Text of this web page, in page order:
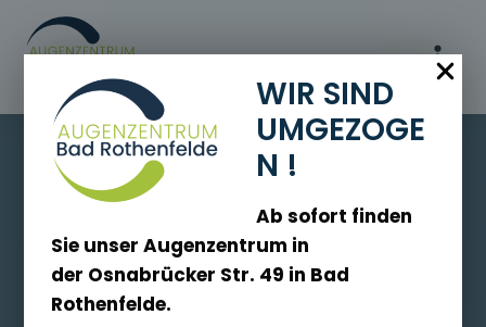
Inhalt
WIR SIND
UMGEZOGE
N !
Ab sofort finden
Sie unser Augenzentrum in
der Osnabrücker Str. 49 in Bad
Rothenfelde.